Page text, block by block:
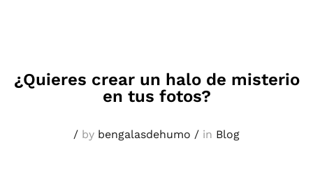
¿Quieres crear un halo de misterio
en tus fotos?
/ by bengalasdehumo / in Blog